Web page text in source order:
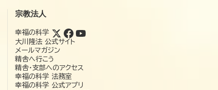
宗教法人
幸福の科学
大川隆法 公式サイト
メールマガジン
精舎へ行こう
精舎・支部へのアクセス
幸福の科学 法務室
幸福の科学 公式アプリ